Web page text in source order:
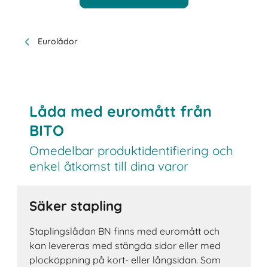
Eurolådor
Låda med euromått från
BITO
Omedelbar produktidentifiering och
enkel åtkomst till dina varor
Säker stapling
Staplingslådan BN finns med euromått och
kan levereras med stängda sidor eller med
plocköppning på kort- eller långsidan. Som